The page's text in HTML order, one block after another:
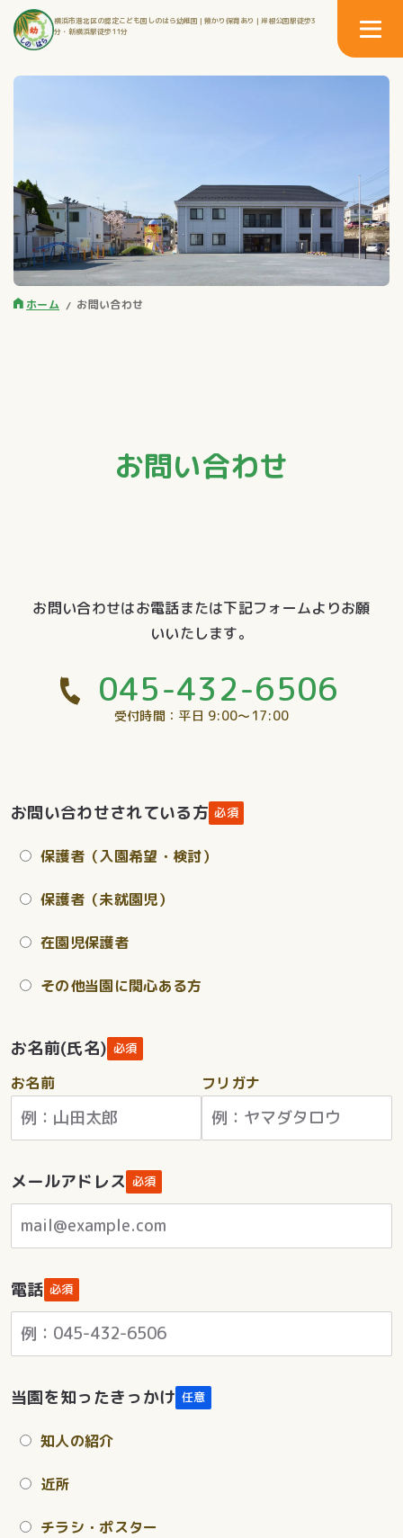
横浜市港北区の認定こども園しのはら幼稚園 | 預かり保育あり | 岸根公園駅徒歩3
分・新横浜駅徒歩11分
ホーム お問い合わせ
お問い合わせ
お問い合わせはお電話または下記フォームよりお願
いいたします。
045-432-6506
受付時間：平日 9:00〜17:00
お問い合わせされている方 必須
保護者（入園希望・検討）
保護者（未就園児）
在園児保護者
その他当園に関心ある方
お名前(氏名) 必須
お名前 フリガナ
メールアドレス 必須
電話 必須
当園を知ったきっかけ 任意
知人の紹介
近所
チラシ・ポスター